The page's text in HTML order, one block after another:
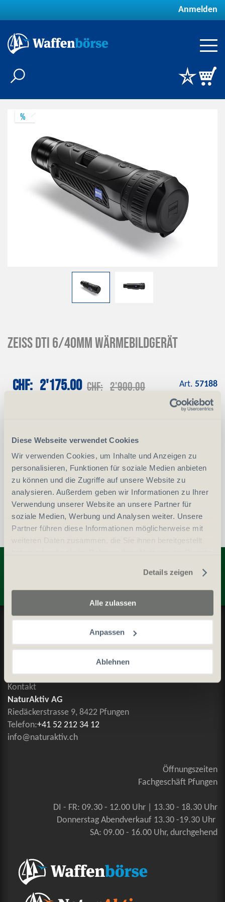
Diese Webseite verwendet Cookies
Wir verwenden Cookies, um Inhalte und Anzeigen zu
personalisieren, Funktionen für soziale Medien anbieten
zu können und die Zugriffe auf unsere Website zu
analysieren. Außerdem geben wir Informationen zu Ihrer
Verwendung unserer Website an unsere Partner für
soziale Medien, Werbung und Analysen weiter. Unsere
Partner führen diese Informationen möglicherweise mit
weiteren Daten zusammen, die Sie ihnen bereitgestellt
Details zeigen
Alle zulassen
Anpassen
Ablehnen
Anmelden
%
Zeiss DTI 6/40mm Wärmebildgerät
CHF 2'900.00
CHF 2'175.00 Art. 57188
vergleichen In den Warenkorb
Datenschutz und Cookie-Richtlinien
Allgemeine Geschäftsbedingungen
Kontakt
NaturAktiv AG
Riedäckerstrasse 9, 8422 Pfungen
Telefon:+41 52 212 34 12
info@naturaktiv.ch
Öffnungszeiten
Fachgeschäft Pfungen
DI - FR: 09.30 - 12.00 Uhr | 13.30 - 18.30 Uhr
Donnerstag Abendverkauf 13.30 -19.30 Uhr
SA: 09.00 - 16.00 Uhr, durchgehend